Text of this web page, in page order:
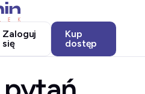
Zaloguj
się
Kup
dostęp